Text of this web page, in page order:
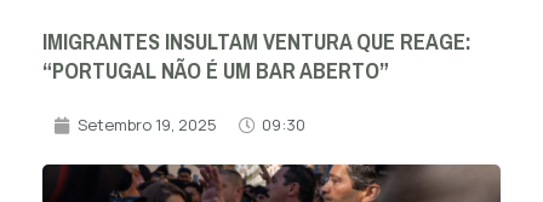
IMIGRANTES INSULTAM VENTURA QUE REAGE:
“PORTUGAL NÃO É UM BAR ABERTO”
Setembro 19, 2025 09:30